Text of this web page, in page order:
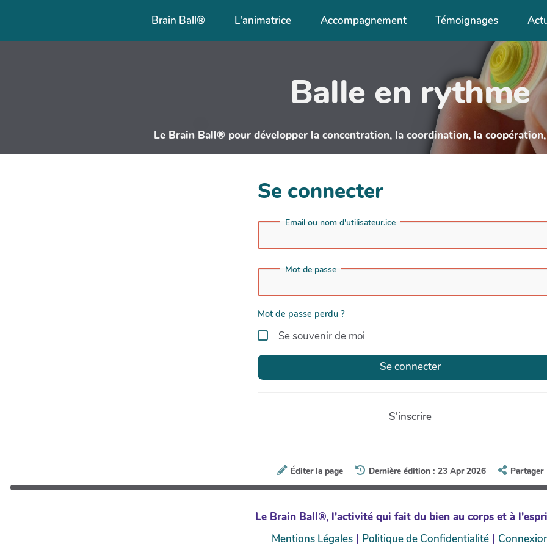
Brain Ball® L'animatrice Accompagnement Témoignages
Balle en rythme
Le Brain Ball® pour développer la concentration, la coordination, la
Se connecter
Email ou nom d'utilisateur.ice
Mot de passe
Mot de passe perdu ?
Se souvenir de moi
Se connecter
S'inscrire
Éditer la page Dernière édition : 23 Apr 2026 Partager
Le Brain Ball®, l'activité qui fait du bien au corps et à
Mentions Légales| Politique de Confidentialité|